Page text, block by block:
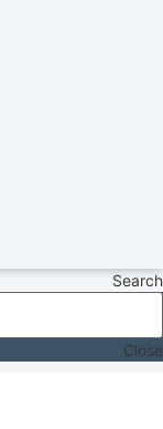
Search
Close